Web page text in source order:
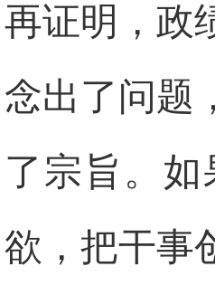
再证明，政
念出了问题
了宗旨。
欲，把干事